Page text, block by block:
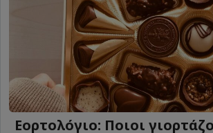
Εορτολόγιο: Ποιοι